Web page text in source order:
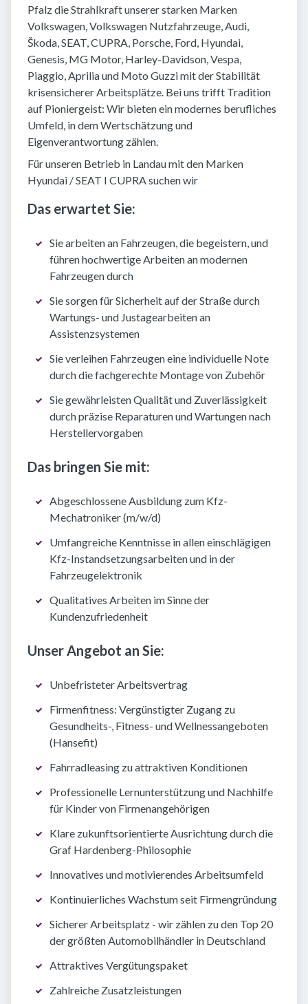
Pfalz die Strahlkraft unserer starken Marken
Volkswagen, Volkswagen Nutzfahrzeuge, Audi,
Škoda, SEAT, CUPRA, Porsche, Ford, Hyundai,
Genesis, MG Motor, Harley-Davidson, Vespa,
Piaggio, Aprilia und Moto Guzzi mit der Stabilität
krisensicherer Arbeitsplätze. Bei uns trifft Tradition
auf Pioniergeist: Wir bieten ein modernes berufliches
Umfeld, in dem Wertschätzung und
Eigenverantwortung zählen.
Für unseren Betrieb in Landau mit den Marken
Hyundai / SEAT I CUPRA suchen wir
Das erwartet Sie:
Sie arbeiten an Fahrzeugen, die begeistern, und
führen hochwertige Arbeiten an modernen
Fahrzeugen durch
Sie sorgen für Sicherheit auf der Straße durch
Wartungs- und Justagearbeiten an
Assistenzsystemen
Sie verleihen Fahrzeugen eine individuelle Note
durch die fachgerechte Montage von Zubehör
Sie gewährleisten Qualität und Zuverlässigkeit
durch präzise Reparaturen und Wartungen nach
Herstellervorgaben
Das bringen Sie mit:
Abgeschlossene Ausbildung zum Kfz-
Mechatroniker (m/w/d)
Umfangreiche Kenntnisse in allen einschlägigen
Kfz-Instandsetzungsarbeiten und in der
Fahrzeugelektronik
Qualitatives Arbeiten im Sinne der
Kundenzufriedenheit
Unser Angebot an Sie:
Unbefristeter Arbeitsvertrag
Firmenfitness: Vergünstigter Zugang zu
Gesundheits-, Fitness- und Wellnessangeboten
(Hansefit)
Fahrradleasing zu attraktiven Konditionen
Professionelle Lernunterstützung und Nachhilfe
für Kinder von Firmenangehörigen
Klare zukunftsorientierte Ausrichtung durch die
Graf Hardenberg-Philosophie
Innovatives und motivierendes Arbeitsumfeld
Kontinuierliches Wachstum seit Firmengründung
Sicherer Arbeitsplatz - wir zählen zu den Top 20
der größten Automobilhändler in Deutschland
Attraktives Vergütungspaket
Zahlreiche Zusatzleistungen